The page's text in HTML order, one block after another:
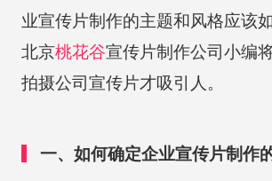
业宣传片制作的主题和风格应该
北京桃花谷宣传片制作公司小编
拍摄公司宣传片才吸引人。
一、如何确定企业宣传片制作